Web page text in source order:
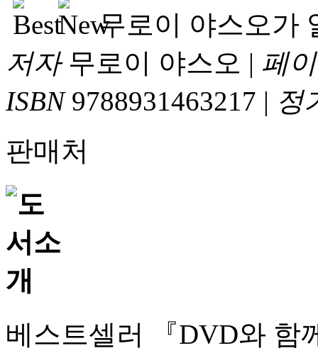
무로이 야스오가
저자무로이 야스오 | 페
ISBN9788931463217 | 정
판매처
베스트셀러 『DVD와 함